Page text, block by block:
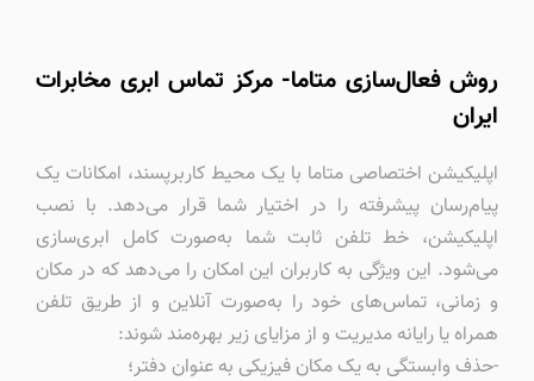
روش فعال‌سازی متاما- مرکز تماس ابری مخابرات
ایران
اپلیکیشن اختصاصی متاما با یک محیط کاربرپسند، امکانات یک
پیام‌رسان پیشرفته را در اختیار شما قرار می‌دهد. با نصب
اپلیکیشن،‌ خط تلفن ثابت شما به‌صورت کامل ابری‌سازی
می‌شود. این ویژگی به کاربران این امکان را می‌دهد که در مکان
و زمانی، تماس‌های خود را به‌صورت آنلاین و از طریق تلفن
همراه یا رایانه مدیریت و از مزایای زیر بهره‌مند شوند:
-حذف وابستگی به یک مکان فیزیکی به عنوان دفتر؛